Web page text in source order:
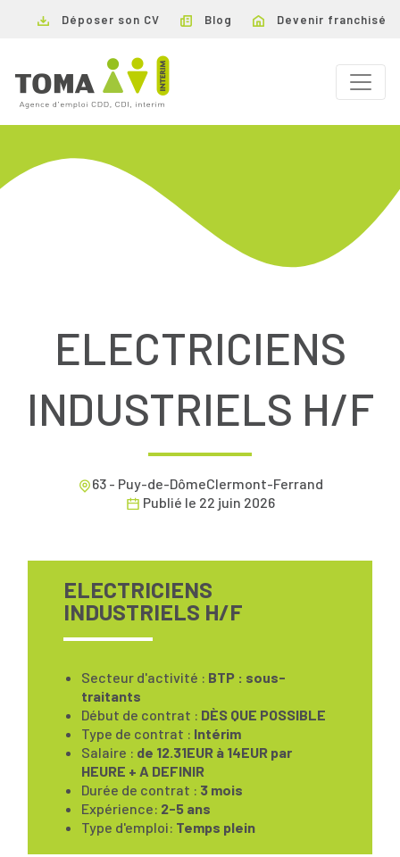
Déposer son CV Blog Devenir franchisé
ELECTRICIENS
INDUSTRIELS H/F
63 - Puy-de-DômeClermont-Ferrand
Publié le 22 juin 2026
ELECTRICIENS
INDUSTRIELS H/F
Secteur d'activité : BTP : sous-
traitants
Début de contrat : DÈS QUE POSSIBLE
Type de contrat : Intérim
Salaire : de 12.31EUR à 14EUR par
HEURE + A DEFINIR
Durée de contrat : 3 mois
Expérience: 2-5 ans
Type d'emploi: Temps plein